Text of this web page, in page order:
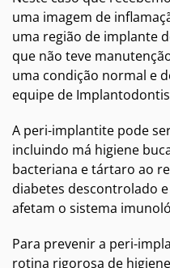
uma imagem de
uma região de implante
que não teve
uma condição normal e
equipe de
A peri-implantite pode
incluindo má higiene
bacteriana e tártaro ao
diabetes descontrolado
afetam o sistema
Para prevenir a peri-
rotina rigorosa de